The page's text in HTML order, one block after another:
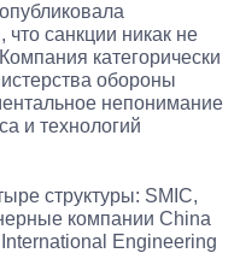
что санкции никак не
категорически
обороны
непонимание
и технологий
структуры: SMIC,
компании China
Engineering